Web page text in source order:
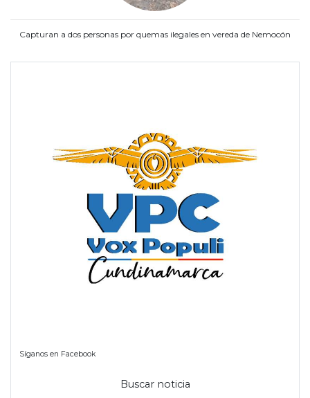
Capturan a dos personas por quemas ilegales en vereda de Nemocón
Síganos en Facebook
Buscar noticia